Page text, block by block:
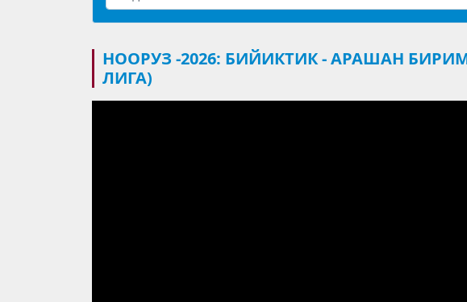
НООРУЗ -2026: БИЙИКТИК - АРАШАН
ЛИГА)